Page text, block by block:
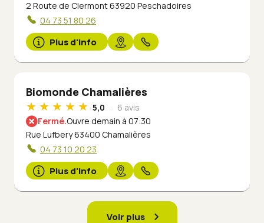
2 Route de Clermont 63920 Peschadoires
04 73 51 80 26
Plus d'info
Biomonde Chamalières
5,0
6 avis
Fermé.Ouvre demain à 07:30
Rue Lufbery 63400 Chamalières
04 73 10 20 23
Plus d'info
Voir plus